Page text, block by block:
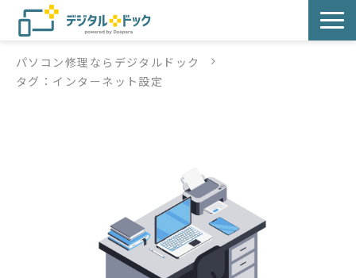
パソコン修理
デジタルドックブログ
パソコン修理ならデジタルドック
タグ：インターネット設定